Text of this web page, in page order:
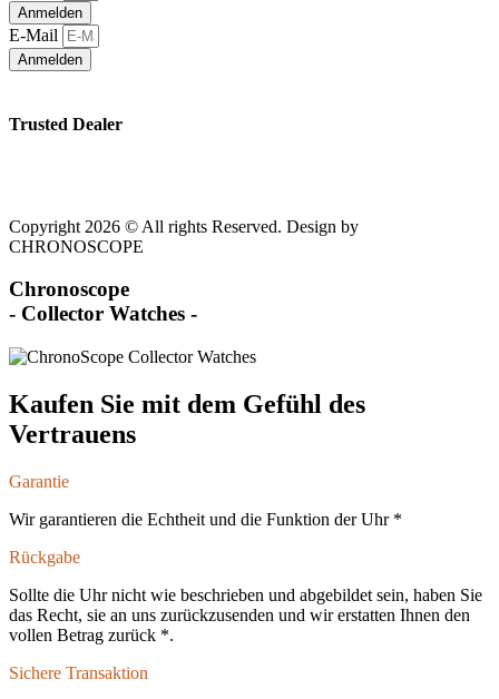
Anmelden
E-Mail
Anmelden
Trusted Dealer
Copyright 2026 © All rights Reserved. Design by
CHRONOSCOPE
Chronoscope
- Collector Watches -
Kaufen Sie mit dem Gefühl des
Vertrauens
Garantie
Wir garantieren die Echtheit und die Funktion der Uhr *
Rückgabe
Sollte die Uhr nicht wie beschrieben und abgebildet sein, haben Sie
das Recht, sie an uns zurückzusenden und wir erstatten Ihnen den
vollen Betrag zurück *.
Sichere Transaktion